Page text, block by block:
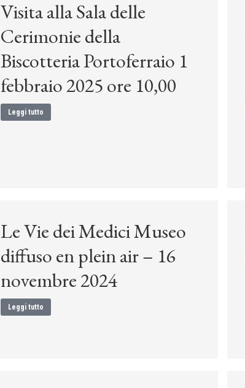
Visita alla Sala delle
Cerimonie della
Biscotteria Portoferraio 1
febbraio 2025 ore 10,00
Leggi tutto
Le Vie dei Medici Museo
diffuso en plein air – 16
novembre 2024
Leggi tutto